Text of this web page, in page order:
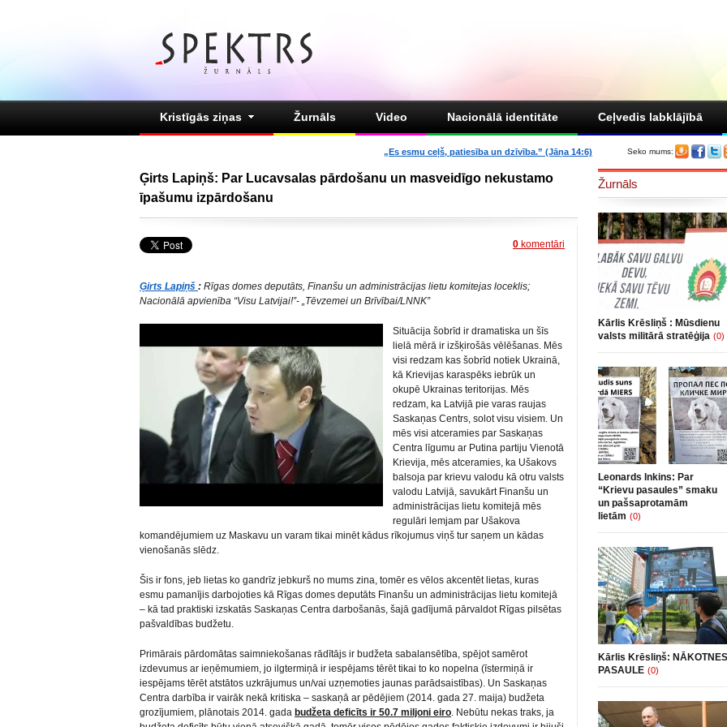
Kristīgās ziņas Žurnāls Video Nacionālā identitāte Ceļvedis labklājībā
Seko mums:
„Es esmu ceļš, patiesība un dzīvība.” (Jāņa 14:6)
Ģirts Lapiņš: Par Lucavsalas pārdošanu un masveidīgo nekustamo
īpašumu izpārdošanu
0 komentāri
Ģirts Lapiņš : Rīgas domes deputāts, Finanšu un administrācijas lietu komitejas loceklis;
Nacionālā apvienība “Visu Latvijai!”- „Tēvzemei un Brīvībai/LNNK”
Situācija šobrīd ir dramatiska un šīs
lielā mērā ir izšķirošās vēlēšanas. Mēs
visi redzam kas šobrīd notiek Ukrainā,
kā Krievijas karaspēks iebrūk un
okupē Ukrainas teritorijas. Mēs
redzam, ka Latvijā pie varas raujas
Saskaņas Centrs, solot visu visiem. Un
mēs visi atceramies par Saskaņas
Centra līgumu ar Putina partiju Vienotā
Krievija, mēs atceramies, ka Ušakovs
balsoja par krievu valodu kā otru valsts
valodu Latvijā, savukārt Finanšu un
administrācijas lietu komitejā mēs
regulāri lemjam par Ušakova
komandējumiem uz Maskavu un varam tikai minēt kādus rīkojumus viņš tur saņem un kādas
vienošanās slēdz.
Šis ir fons, jeb lietas ko gandrīz jebkurš no mums zina, tomēr es vēlos akcentēt lietas, kuras
esmu pamanījis darbojoties kā Rīgas domes deputāts Finanšu un administrācijas lietu komitejā
– kā tad praktiski izskatās Saskaņas Centra darbošanās, šajā gadījumā pārvaldot Rīgas pilsētas
pašvaldības budžetu.
Primārais pārdomātas saimniekošanas rādītājs ir budžeta sabalansētība, spējot samērot
izdevumus ar ieņēmumiem, jo ilgtermiņā ir iespējams tērēt tikai to ko nopelna (īstermiņā ir
iespējams tērēt atstātos uzkrājumus un/vai uzņemoties jaunas parādsaistības). Un Saskaņas
Centra darbība ir vairāk nekā kritiska – saskaņā ar pēdējiem (2014. gada 27. maija) budžeta
grozījumiem, plānotais 2014. gada budžeta deficīts ir 50.7 miljoni eiro. Nebūtu nekas traks, ja
Žurnāls
Kārlis Krēsliņš : Mūsdienu
valsts militārā stratēģija (0)
Leonards Inkins: Par
“Krievu pasaules” smaku
un pašsaprotamām
lietām (0)
Kārlis Krēsliņš: NĀKOTNES
PASAULE (0)